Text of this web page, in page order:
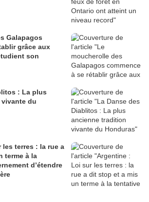
Galapagos
grâce aux
son
: La plus
du
terres : la rue a
terme à la
d’étendre